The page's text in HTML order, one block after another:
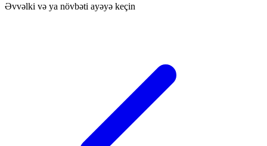
Əvvəlki və ya növbəti ayəyə keçin